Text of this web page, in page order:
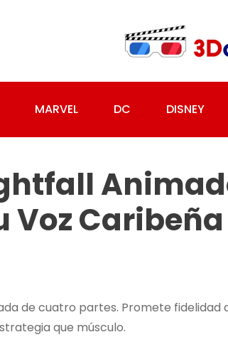
MARVEL DC DISNEY
Voz Caribeña
de cuatro partes. Promete fidelidad
que músculo.